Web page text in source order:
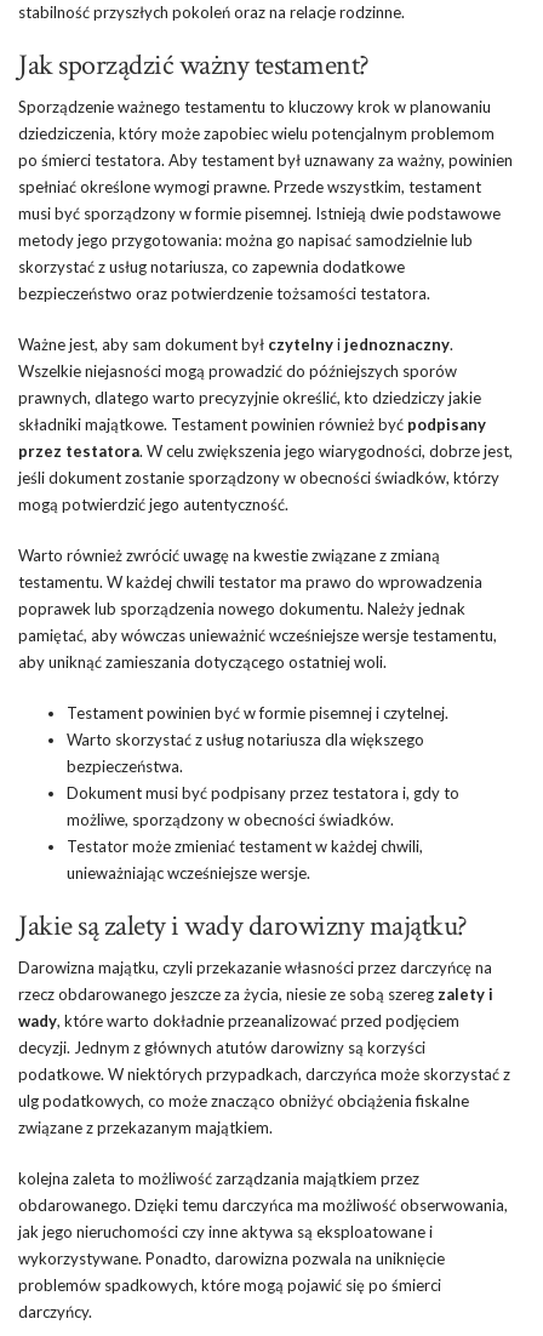
stabilność przyszłych pokoleń oraz na relacje rodzinne.
Jak sporządzić ważny testament?
Sporządzenie ważnego testamentu to kluczowy krok w planowaniu
dziedziczenia, który może zapobiec wielu potencjalnym problemom
po śmierci testatora. Aby testament był uznawany za ważny, powinien
spełniać określone wymogi prawne. Przede wszystkim, testament
musi być sporządzony w formie pisemnej. Istnieją dwie podstawowe
metody jego przygotowania: można go napisać samodzielnie lub
skorzystać z usług notariusza, co zapewnia dodatkowe
bezpieczeństwo oraz potwierdzenie tożsamości testatora.
Ważne jest, aby sam dokument był czytelnyijednoznaczny.
Wszelkie niejasności mogą prowadzić do późniejszych sporów
prawnych, dlatego warto precyzyjnie określić, kto dziedziczy jakie
składniki majątkowe. Testament powinien również być podpisany
przez testatora. W celu zwiększenia jego wiarygodności, dobrze jest,
jeśli dokument zostanie sporządzony w obecności świadków, którzy
mogą potwierdzić jego autentyczność.
Warto również zwrócić uwagę na kwestie związane z zmianą
testamentu. W każdej chwili testator ma prawo do wprowadzenia
poprawek lub sporządzenia nowego dokumentu. Należy jednak
pamiętać, aby wówczas unieważnić wcześniejsze wersje testamentu,
aby uniknąć zamieszania dotyczącego ostatniej woli.
Testament powinien być w formie pisemnej i czytelnej.
Warto skorzystać z usług notariusza dla większego
bezpieczeństwa.
Dokument musi być podpisany przez testatora i, gdy to
możliwe, sporządzony w obecności świadków.
Testator może zmieniać testament w każdej chwili,
unieważniając wcześniejsze wersje.
Jakie są zalety i wady darowizny majątku?
Darowizna majątku, czyli przekazanie własności przez darczyńcę na
rzecz obdarowanego jeszcze za życia, niesie ze sobą szereg zalety i
wady, które warto dokładnie przeanalizować przed podjęciem
decyzji. Jednym z głównych atutów darowizny są korzyści
podatkowe. W niektórych przypadkach, darczyńca może skorzystać z
ulg podatkowych, co może znacząco obniżyć obciążenia fiskalne
związane z przekazanym majątkiem.
kolejna zaleta to możliwość zarządzania majątkiem przez
obdarowanego. Dzięki temu darczyńca ma możliwość obserwowania,
jak jego nieruchomości czy inne aktywa są eksploatowane i
wykorzystywane. Ponadto, darowizna pozwala na uniknięcie
problemów spadkowych, które mogą pojawić się po śmierci
darczyńcy.